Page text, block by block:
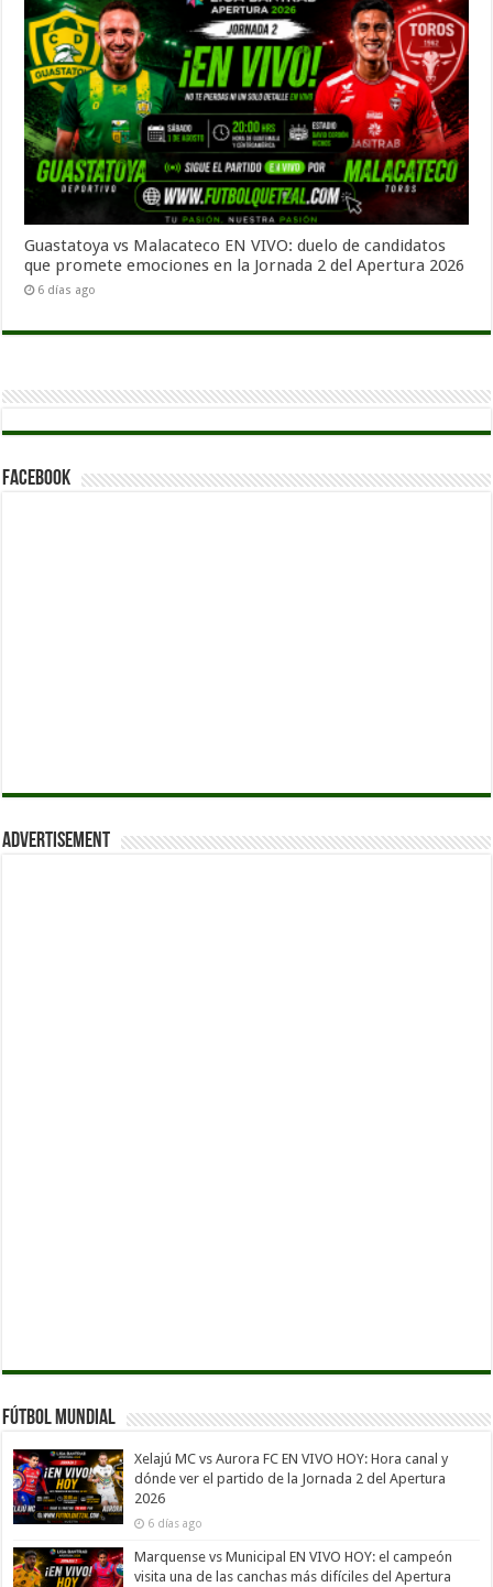
Guastatoya vs Malacateco EN VIVO: duelo de candidatos
que promete emociones en la Jornada 2 del Apertura 2026
6 días ago
Facebook
Advertisement
Fútbol Mundial
Xelajú MC vs Aurora FC EN VIVO HOY: Hora canal y
dónde ver el partido de la Jornada 2 del Apertura
2026
6 días ago
Marquense vs Municipal EN VIVO HOY: el campeón
visita una de las canchas más difíciles del Apertura